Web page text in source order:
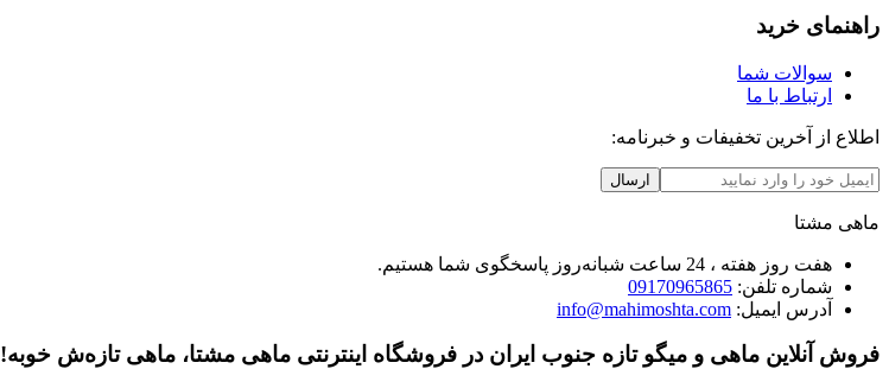
راهنمای خرید
سوالات شما
ارتباط با ما
اطلاع از آخرین تخفیفات و خبرنامه:
ارسال
ماهی مشتا
هفت روز هفته ، 24 ساعت شبانه‌روز پاسخگوی شما هستیم.
شماره تلفن: 09170965865
آدرس ایمیل: info@mahimoshta.com
فروش آنلاین ماهی و میگو تازه جنوب ایران در فروشگاه اینترنتی ماهی مشتا، ماهی تازه‌ش خوبه!